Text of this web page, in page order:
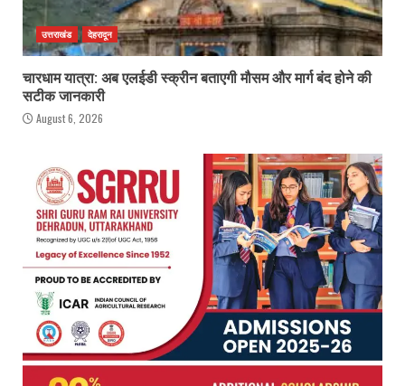
उत्तराखंड देहरादून
चारधाम यात्रा: अब एलईडी स्क्रीन बताएगी मौसम और मार्ग बंद होने की
सटीक जानकारी
August 6, 2026